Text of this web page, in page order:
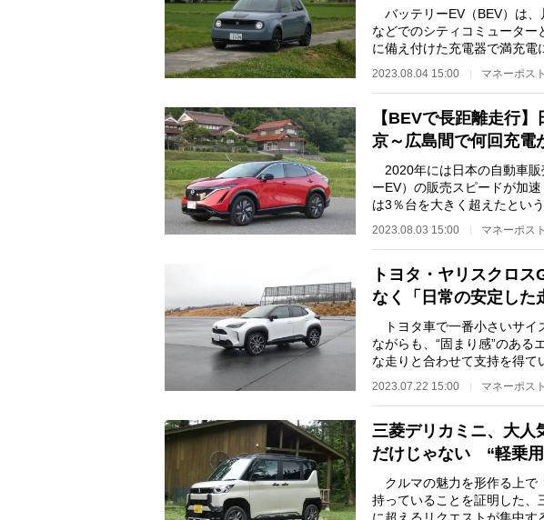
バッテリーEV（BEV）は
などでのシティコミュータ
に備え付けた充電器で満充電
ドライブをしたらどうな…
2023.08.04 15:00 マネーポス
【BEVで長距離走行
京～広島間で何回充電
2020年には日本の自動車販
ーEV）の販売スピードが加
は3％台を大きく超えたとい
2023.08.03 15:00 マネーポス
トヨタ・ヤリスクロ
なく「日常の安定し
トヨタ車で一番小さいサイ
ながらも、“固まり感”のある
な走りと合わせて支持を得て
2023.07.22 15:00 マネーポス
三菱デリカミニ、大人
だけじゃない “軽乗
クルマの魅力を形作る上で
持っていることを証明した、